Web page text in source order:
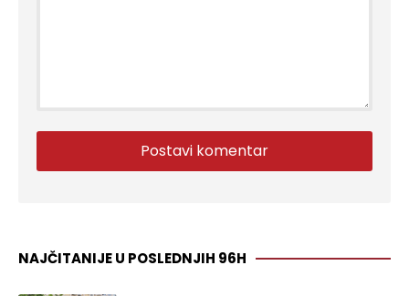
NAJČITANIJE U POSLEDNJIH 96H